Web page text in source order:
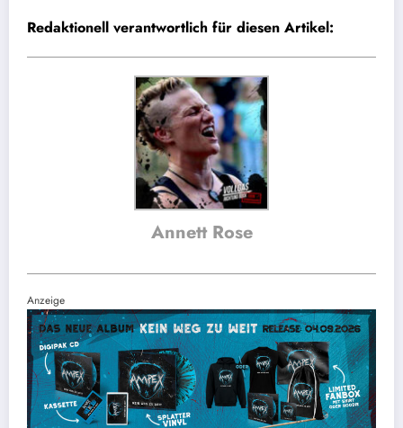
Redaktionell verantwortlich für diesen Artikel:
Annett Rose
Anzeige